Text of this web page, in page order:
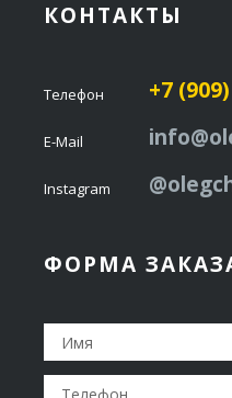
КОНТАКТЫ
Телефон +7
E-Mail
Instagram
ФОРМА